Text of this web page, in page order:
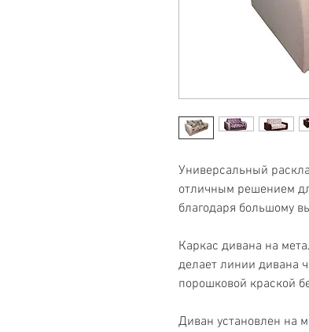
Универсальный
отличным решением
благодаря большому
Каркас дивана на
делает линии дивана
порошковой краской
Диван установлен на